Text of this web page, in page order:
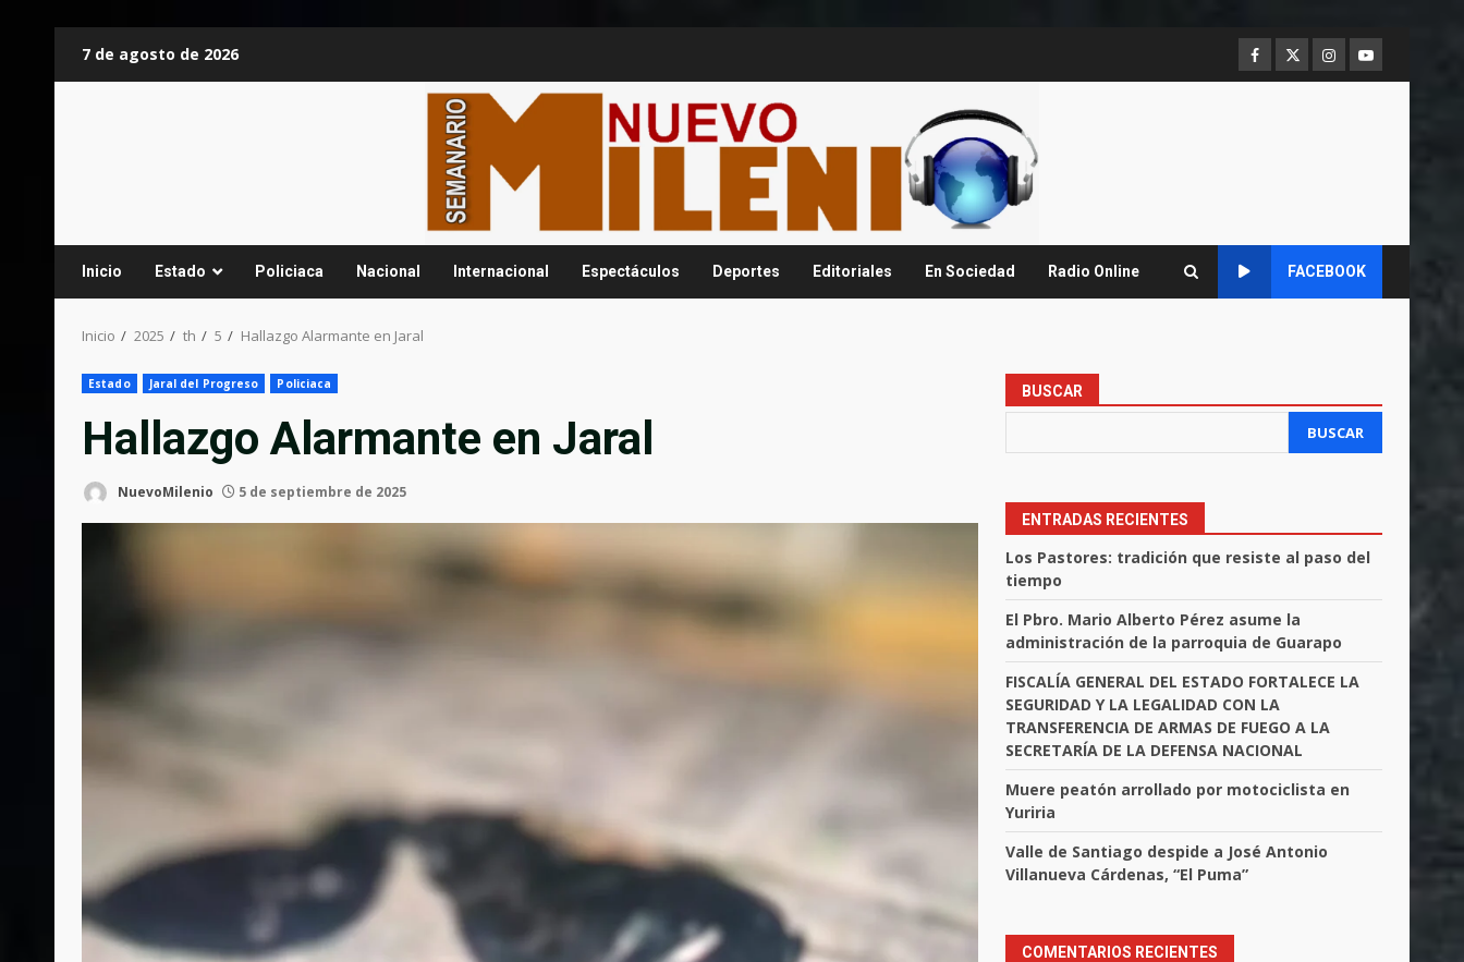
7 de agosto de 2026 Facebook
TwitterInstagram
Youtube
Inicio Estado Policiaca Nacional Internacional Espectáculos Deportes Editoriales En Sociedad Radio Online FACEBOOK
Inicio 2025 th 5 Hallazgo Alarmante en Jaral
Estado Jaral del Progreso Policiaca
Hallazgo Alarmante en Jaral
NuevoMilenio 5 de septiembre de 2025
BUSCAR
BUSCAR
ENTRADAS RECIENTES
Los Pastores: tradición que resiste al paso del
tiempo
El Pbro. Mario Alberto Pérez asume la
administración de la parroquia de Guarapo
FISCALÍA GENERAL DEL ESTADO FORTALECE LA
SEGURIDAD Y LA LEGALIDAD CON LA
TRANSFERENCIA DE ARMAS DE FUEGO A LA
SECRETARÍA DE LA DEFENSA NACIONAL
Muere peatón arrollado por motociclista en
Yuriria
Valle de Santiago despide a José Antonio
Villanueva Cárdenas, “El Puma”
COMENTARIOS RECIENTES